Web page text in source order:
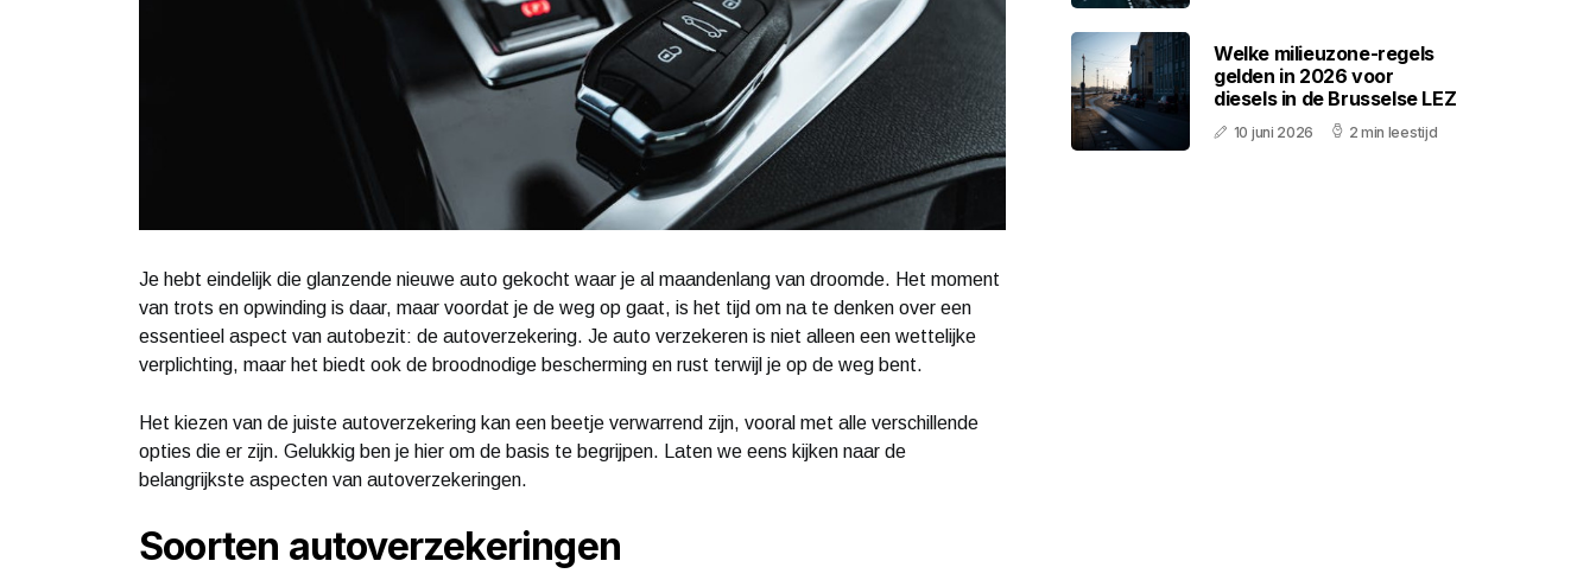
Je hebt eindelijk die glanzende nieuwe auto gekocht waar je al maandenlang van droomde. Het moment
van trots en opwinding is daar, maar voordat je de weg op gaat, is het tijd om na te denken over een
essentieel aspect van autobezit: de autoverzekering. Je auto verzekeren is niet alleen een wettelijke
verplichting, maar het biedt ook de broodnodige bescherming en rust terwijl je op de weg bent.
Het kiezen van de juiste autoverzekering kan een beetje verwarrend zijn, vooral met alle verschillende
opties die er zijn. Gelukkig ben je hier om de basis te begrijpen. Laten we eens kijken naar de
belangrijkste aspecten van autoverzekeringen.
Soorten autoverzekeringen
Welke milieuzone-regels
gelden in 2026 voor
diesels in de Brusselse LEZ
10 juni 2026 2 min leestijd